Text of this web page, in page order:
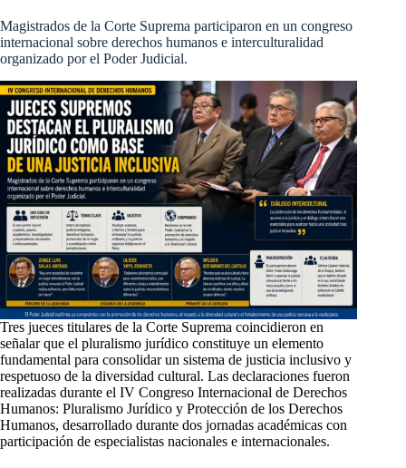
Magistrados de la Corte Suprema participaron en un congreso
internacional sobre derechos humanos e interculturalidad
organizado por el Poder Judicial.
Tres jueces titulares de la Corte Suprema coincidieron en
señalar que el pluralismo jurídico constituye un elemento
fundamental para consolidar un sistema de justicia inclusivo y
respetuoso de la diversidad cultural. Las declaraciones fueron
realizadas durante el IV Congreso Internacional de Derechos
Humanos: Pluralismo Jurídico y Protección de los Derechos
Humanos, desarrollado durante dos jornadas académicas con
participación de especialistas nacionales e internacionales.